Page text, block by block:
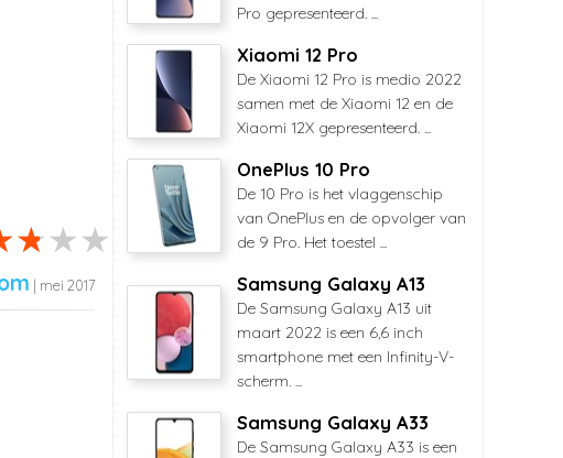
| mei 2017
Pro gepresenteerd. ...
Xiaomi 12 Pro
De Xiaomi 12 Pro is medio 2022
samen met de Xiaomi 12 en de
Xiaomi 12X gepresenteerd. ...
OnePlus 10 Pro
De 10 Pro is het vlaggenschip
van OnePlus en de opvolger van
de 9 Pro. Het toestel ...
Samsung Galaxy A13
De Samsung Galaxy A13 uit
maart 2022 is een 6,6 inch
smartphone met een Infinity-V-
scherm. ...
Samsung Galaxy A33
De Samsung Galaxy A33 is een